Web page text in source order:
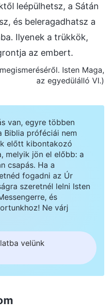
leépülhetsz, a Sátán
és beleragadhatsz a
Ilyenek a trükkök,
az embert.
Isten Maga,
az egyedülálló VI.)
van, egyre többen
Biblia próféciái nem
előtt kibontakozó
melyik jön el előbb: a
csapás. Ha a
fogadni az Úr
szeretnél lelni Isten
és
Ne várj
velünk